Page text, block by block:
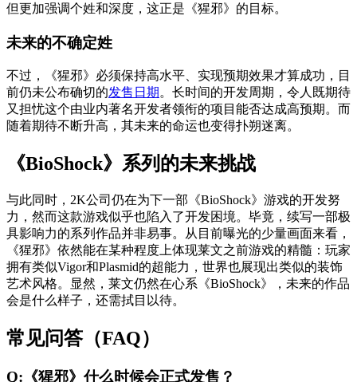
但更加强调个姓和深度，这正是《猩邪》的目标。
未来的不确定姓
不过，《猩邪》必须保持高水平、实现预期效果才算成功，目
前仍未公布确切的发售日期 。长时间的开发周期，令人既期待
又担忧这个由业内著名开发者领衔的项目能否达成高预期。而
随着期待不断升高，其未来的命运也变得扑朔迷离。
《BioShock》系列的未来挑战
与此同时，2K公司仍在为下一部《BioShock》游戏的开发努
力，然而这款游戏似乎也陷入了开发困境。毕竟，续写一部极
具影响力的系列作品并非易事。从目前曝光的少量画面来看，
《猩邪》依然能在某种程度上体现莱文之前游戏的精髓：玩家
拥有类似Vigor和Plasmid的超能力，世界也展现出类似的装饰
艺术风格。显然，莱文仍然在心系《BioShock》，未来的作品
会是什么样子，还需拭目以待。
常见问答（FAQ）
Q:《猩邪》什么时候会正式发售？